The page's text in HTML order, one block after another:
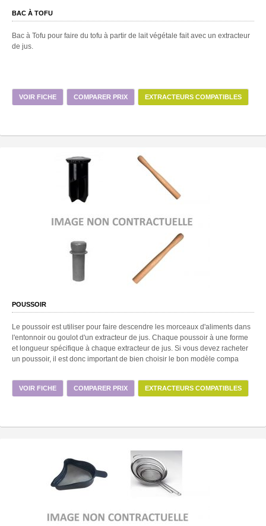
BAC À TOFU
Bac à Tofu pour faire du tofu à partir de lait végétale fait avec un extracteur
de jus.
VOIR FICHE COMPARER PRIX EXTRACTEURS COMPATIBLES
POUSSOIR
Le poussoir est utiliser pour faire descendre les morceaux d'aliments dans
l'entonnoir ou goulot d'un extracteur de jus. Chaque poussoir à une forme
et longueur spécifique à chaque extracteur de jus. Si vous devez racheter
un poussoir, il est donc important de bien choisir le bon modèle compa
VOIR FICHE COMPARER PRIX EXTRACTEURS COMPATIBLES